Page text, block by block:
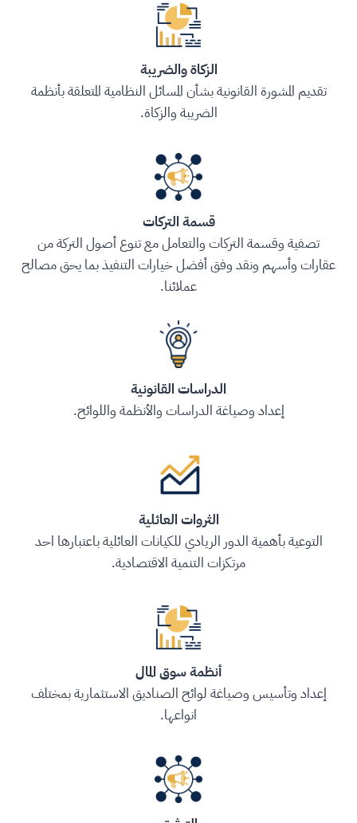
الزكاة والضريبة
تقديم المشورة القانونية بشأن المسائل النظامية المتعلقة بأنظمة
الضريبة والزكاة.
قسمة التركات
تصفية وقسمة التركات والتعامل مع تنوع أصول التركة من
عقارات وأسهم ونقد وفق أفضل خيارات التنفيذ بما يحق مصالح
عملائنا.
الدراسات القانونية
إعداد وصياغة الدراسات والأنظمة واللوائح.
الثروات العائلية
التوعية بأهمية الدور الريادي للكيانات العائلية باعتبارها احد
مرتكزات التنمية الاقتصادية.
أنظمة سوق المال
إعداد وتأسيس وصياغة لوائح الصناديق الاستثمارية بمختلف
انواعها.